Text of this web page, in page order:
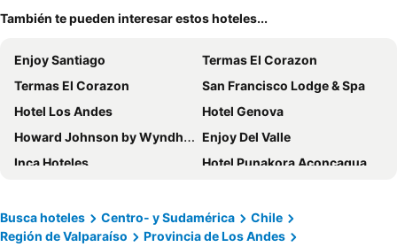
También te pueden interesar estos hoteles...
Enjoy Santiago
Termas El Corazon
Termas El Corazon
San Francisco Lodge & Spa
Hotel Los Andes
Hotel Genova
Howard Johnson by Wyndham Rinconada de Los Andes
Enjoy Del Valle
Inca Hoteles
Hotel Punakora Aconcagua
Busca hoteles
Centro- y Sudamérica
Chile
Región de Valparaíso
Provincia de Los Andes